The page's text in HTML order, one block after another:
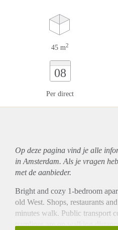
45 m2
08
Per direct
Op deze pagina vind je alle
in Amsterdam. Als je vragen
met de aanbieder.
Bright and cozy 1-bedroom
old West. Shops, restaurants
minutes walk. Public transport
tramlines are on walking